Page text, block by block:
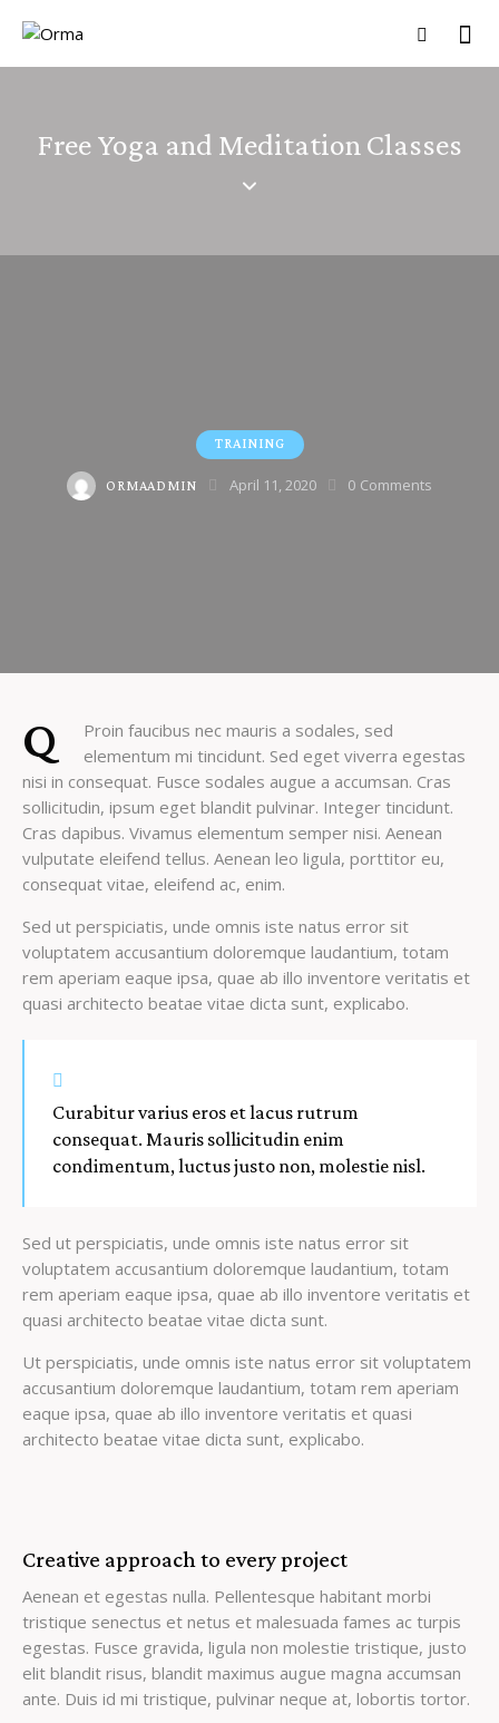
Free Yoga and Meditation Classes
TRAINING
ORMAADMIN April 11, 2020 0 Comments
Q
Proin faucibus nec mauris a sodales, sed
elementum mi tincidunt. Sed eget viverra egestas
nisi in consequat. Fusce sodales augue a accumsan. Cras
sollicitudin, ipsum eget blandit pulvinar. Integer tincidunt.
Cras dapibus. Vivamus elementum semper nisi. Aenean
vulputate eleifend tellus. Aenean leo ligula, porttitor eu,
consequat vitae, eleifend ac, enim.
Sed ut perspiciatis, unde omnis iste natus error sit
voluptatem accusantium doloremque laudantium, totam
rem aperiam eaque ipsa, quae ab illo inventore veritatis et
quasi architecto beatae vitae dicta sunt, explicabo.
Curabitur varius eros et lacus rutrum
consequat. Mauris sollicitudin enim
condimentum, luctus justo non, molestie nisl.
Sed ut perspiciatis, unde omnis iste natus error sit
voluptatem accusantium doloremque laudantium, totam
rem aperiam eaque ipsa, quae ab illo inventore veritatis et
quasi architecto beatae vitae dicta sunt.
Ut perspiciatis, unde omnis iste natus error sit voluptatem
accusantium doloremque laudantium, totam rem aperiam
eaque ipsa, quae ab illo inventore veritatis et quasi
architecto beatae vitae dicta sunt, explicabo.
Creative approach to every project
Aenean et egestas nulla. Pellentesque habitant morbi
tristique senectus et netus et malesuada fames ac turpis
egestas. Fusce gravida, ligula non molestie tristique, justo
elit blandit risus, blandit maximus augue magna accumsan
ante. Duis id mi tristique, pulvinar neque at, lobortis tortor.